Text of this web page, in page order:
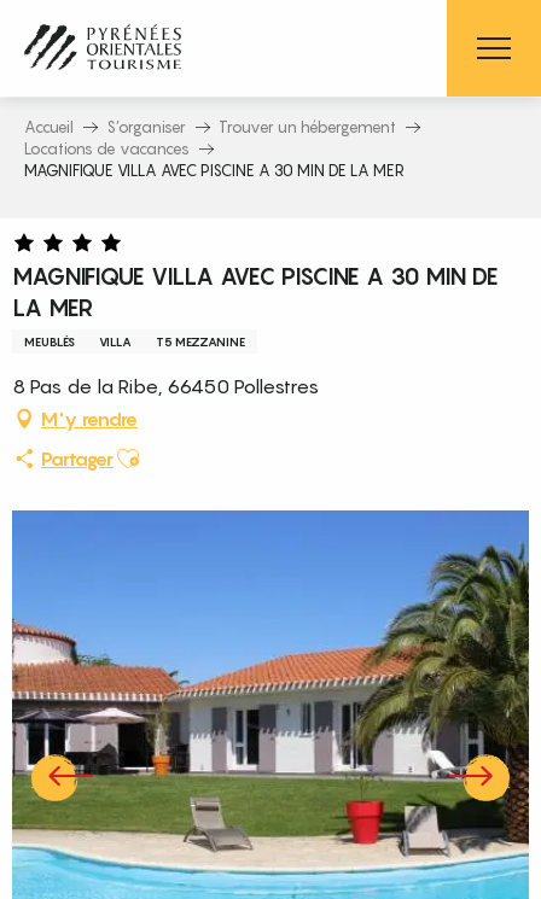
contenu
principal
Accueil S’organiser
Trouver un hébergement
Locations de vacances
MAGNIFIQUE VILLA AVEC PISCINE A 30 MIN DE LA MER
MAGNIFIQUE VILLA AVEC PISCINE A 30 MIN DE
LA MER
MEUBLÉS VILLA T5 MEZZANINE
8 Pas de la Ribe, 66450 Pollestres
M'y rendre
PartagerAjouter aux favoris